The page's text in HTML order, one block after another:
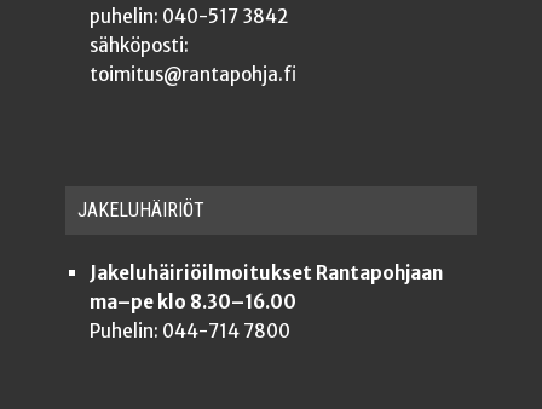
puhelin: 040-517 3842
sähköposti:
toimitus@rantapohja.fi
JAKE­LU­HÄI­RIÖT
Jakeluhäiriöilmoitukset Rantapohjaan
ma–pe klo 8.30–16.00
Puhelin: 044-714 7800